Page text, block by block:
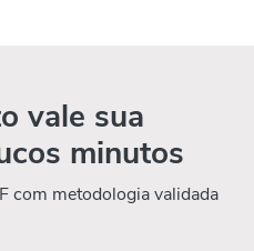
vale sua
minutos
com metodologia validada